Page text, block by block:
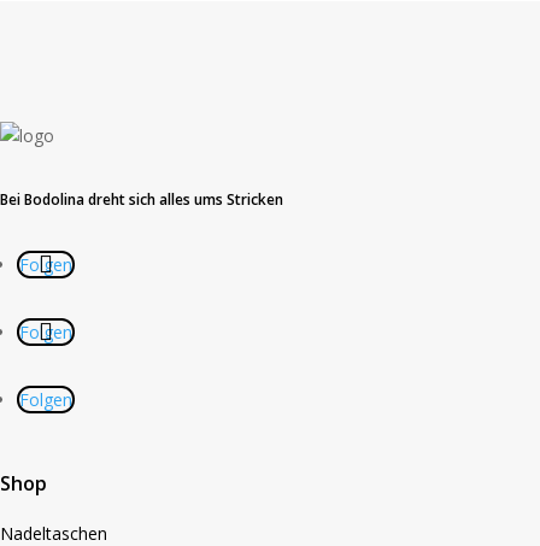
Bei Bodolina dreht sich alles ums Stricken
Folgen
Folgen
Folgen
Shop
Nadeltaschen